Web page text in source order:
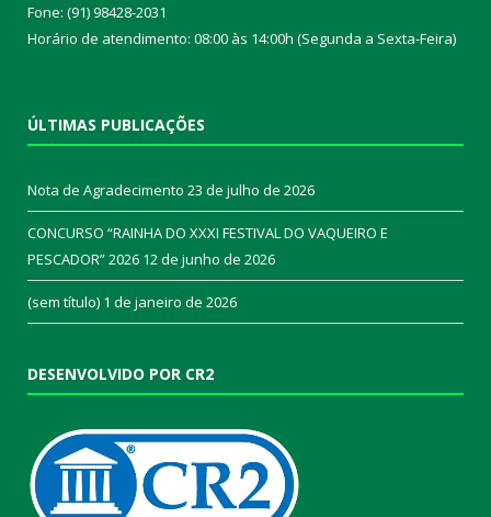
Fone: (91) 98428-2031
Horário de atendimento: 08:00 às 14:00h (Segunda a Sexta-Feira)
ÚLTIMAS PUBLICAÇÕES
Nota de Agradecimento 23 de julho de 2026
CONCURSO “RAINHA DO XXXI FESTIVAL DO VAQUEIRO E
PESCADOR” 2026 12 de junho de 2026
(sem título) 1 de janeiro de 2026
DESENVOLVIDO POR CR2